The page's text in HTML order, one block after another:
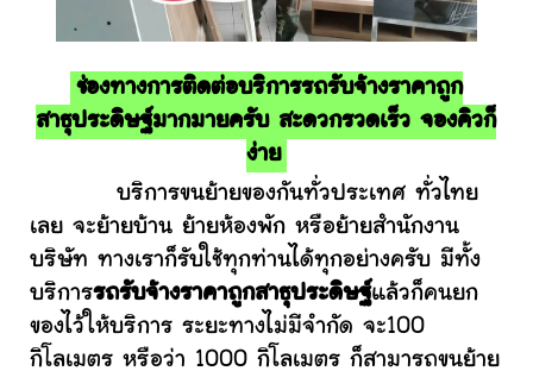
ช่องทางการติดต่อบริการรถรับจ้างราคาถูก
สาธุประดิษฐ์มากมายครับ สะดวกรวดเร็ว จองคิวก็
ง่าย
บริการขนย้ายของกันทั่วประเทศ ทั่วไทย
เลย จะย้ายบ้าน ย้ายห้องพัก หรือย้ายสำนักงาน
บริษัท ทางเราก็รับใช้ทุกท่านได้ทุกอย่างครับ มีทั้ง
บริการรถรับจ้างราคาถูกสาธุประดิษฐ์แล้วก็คนยก
ของไว้ให้บริการ ระยะทางไม่มีจำกัด จะ100
กิโลเมตร หรือว่า 1000 กิโลเมตร ก็สามารถขนย้าย